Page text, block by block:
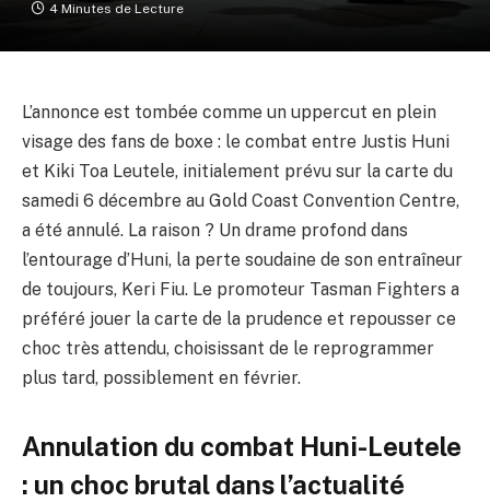
4 Minutes de Lecture
L’annonce est tombée comme un uppercut en plein
visage des fans de boxe : le combat entre Justis Huni
et Kiki Toa Leutele, initialement prévu sur la carte du
samedi 6 décembre au Gold Coast Convention Centre,
a été annulé. La raison ? Un drame profond dans
l’entourage d’Huni, la perte soudaine de son entraîneur
de toujours, Keri Fiu. Le promoteur Tasman Fighters a
préféré jouer la carte de la prudence et repousser ce
choc très attendu, choisissant de le reprogrammer
plus tard, possiblement en février.
Annulation du combat Huni-Leutele
: un choc brutal dans l’actualité